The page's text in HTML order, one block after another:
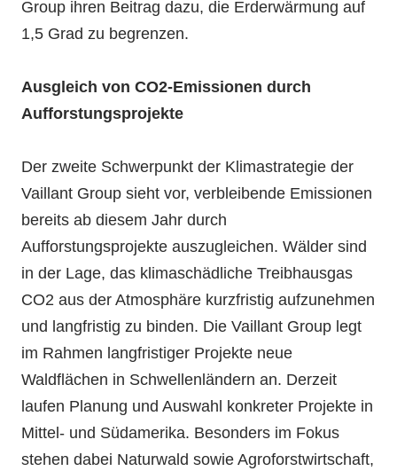
Group ihren Beitrag dazu, die Erderwärmung auf
1,5 Grad zu begrenzen.
Ausgleich von CO2-Emissionen durch
Aufforstungsprojekte
Der zweite Schwerpunkt der Klimastrategie der
Vaillant Group sieht vor, verbleibende Emissionen
bereits ab diesem Jahr durch
Aufforstungsprojekte auszugleichen. Wälder sind
in der Lage, das klimaschädliche Treibhausgas
CO2 aus der Atmosphäre kurzfristig aufzunehmen
und langfristig zu binden. Die Vaillant Group legt
im Rahmen langfristiger Projekte neue
Waldflächen in Schwellenländern an. Derzeit
laufen Planung und Auswahl konkreter Projekte in
Mittel- und Südamerika. Besonders im Fokus
stehen dabei Naturwald sowie Agroforstwirtschaft,